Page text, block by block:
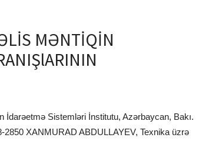
MƏNTİQİN
İdarəetmə Sistemləri İnstitutu, Azərbaycan, Bakı.
2850 XANMURAD ABDULLAYEV, Texnika üzrə